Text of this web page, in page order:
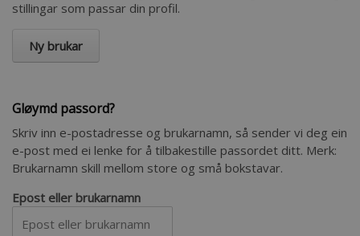
stillingar som passar din profil.
Gløymd passord?
Skriv inn e-postadresse og brukarnamn, så sender vi deg ein
e-post med ei lenke for å tilbakestille passordet ditt. Merk:
Brukarnamn skill mellom store og små bokstavar.
Epost eller brukarnamn